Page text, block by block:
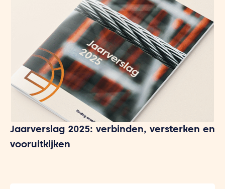
Jaarverslag 2025: verbinden, versterken en
vooruitkijken